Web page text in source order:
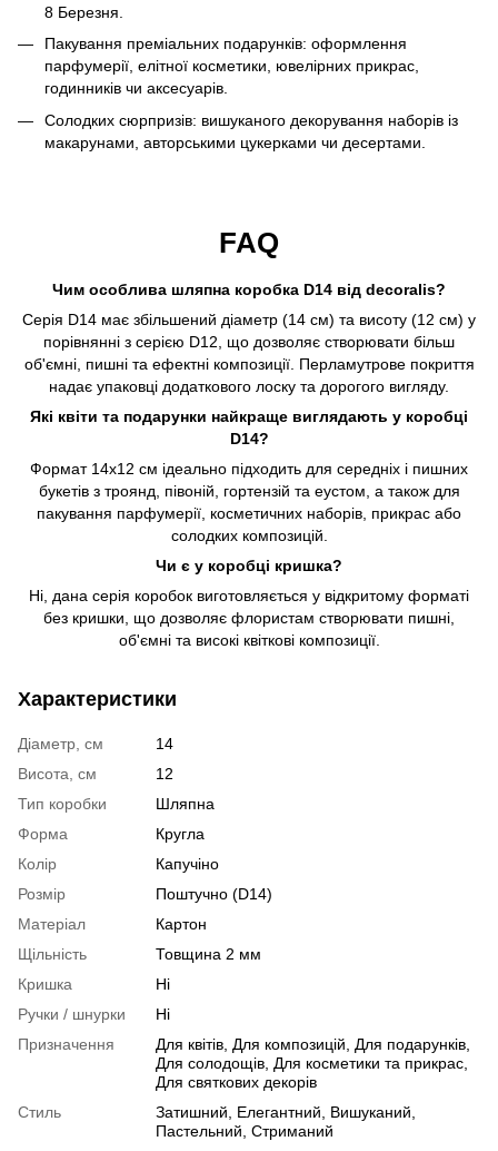
8 Березня.
Пакування преміальних подарунків: оформлення
парфумерії, елітної косметики, ювелірних прикрас,
годинників чи аксесуарів.
Солодких сюрпризів: вишуканого декорування наборів із
макарунами, авторськими цукерками чи десертами.
FAQ
Чим особлива шляпна коробка D14 від decoralis?
Серія D14 має збільшений діаметр (14 см) та висоту (12 см) у
порівнянні з серією D12, що дозволяє створювати більш
об'ємні, пишні та ефектні композиції. Перламутрове покриття
надає упаковці додаткового лоску та дорогого вигляду.
Які квіти та подарунки найкраще виглядають у коробці
D14?
Формат 14х12 см ідеально підходить для середніх і пишних
букетів з троянд, півоній, гортензій та еустом, а також для
пакування парфумерії, косметичних наборів, прикрас або
солодких композицій.
Чи є у коробці кришка?
Ні, дана серія коробок виготовляється у відкритому форматі
без кришки, що дозволяє флористам створювати пишні,
об'ємні та високі квіткові композиції.
Характеристики
Діаметр, см
14
Висота, см
12
Тип коробки
Шляпна
Форма
Кругла
Колір
Капучіно
Розмір
Поштучно (D14)
Матеріал
Картон
Щільність
Товщина 2 мм
Кришка
Ні
Ручки / шнурки
Ні
Призначення
Для квітів, Для композицій, Для подарунків,
Для солодощів, Для косметики та прикрас,
Для святкових декорів
Стиль
Затишний, Елегантний, Вишуканий,
Пастельний, Стриманий